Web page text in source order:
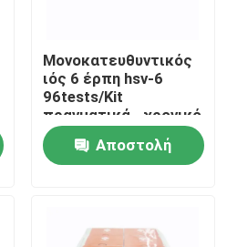
Μονοκατευθυντικός
ιός 6 έρπη hsv-6
96tests/Kit
πραγματικά - χρονικό
PCR εξάρτηση
ανίχνευσης που
λυοφιλοποιείται
Αποστολή